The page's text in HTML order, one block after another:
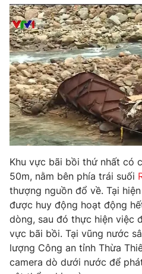
Khán giả
Giải sao mai
Âm nhạc
Sao
Du lịch
Làm đẹp
Chất lượng cuộc sống
Giáo dục
Tuyển sinh
Học trực tuyến
Công nghệ
Hitech Công nghệ tương lai
Sản phẩm
Thị trường
Tư vấn
Giao lưu trực tuyến
Lịch phát sóng
Chuyên mục khác
Emagazine
Photo
Video
Khu vực bãi bồi thứ nhất có
50m, nằm bên phía trái suối
thượng nguồn đổ về. Tại
được huy động hoạt động
dòng, sau đó thực hiện việc
vực bãi bồi. Tại vũng nước
lượng Công an tỉnh Thừa
camera dò dưới nước để